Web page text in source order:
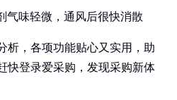
气味轻微，通风后很快消散
析，各项功能贴心又实用，助
快登录爱采购，发现采购新体